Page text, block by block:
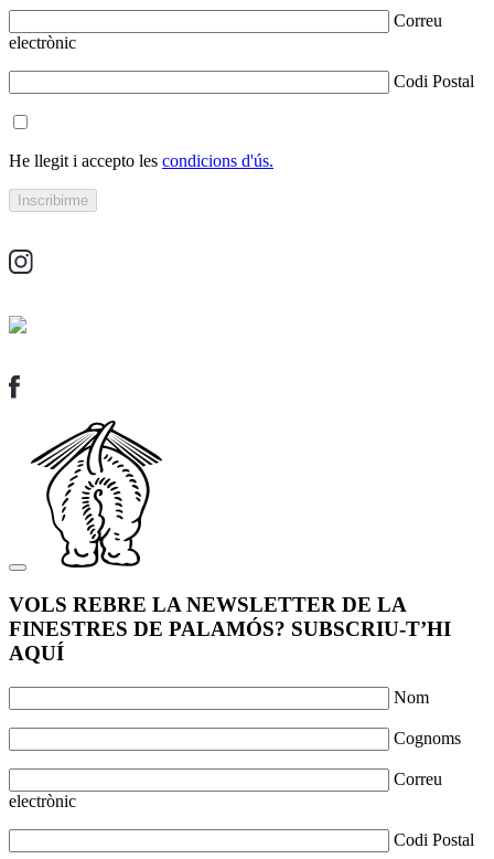
Correu
electrònic
Codi Postal
He llegit i accepto les condicions d'ús.
VOLS REBRE LA NEWSLETTER DE LA
FINESTRES DE PALAMÓS? SUBSCRIU-T’HI
AQUÍ
Nom
Cognoms
Correu
electrònic
Codi Postal